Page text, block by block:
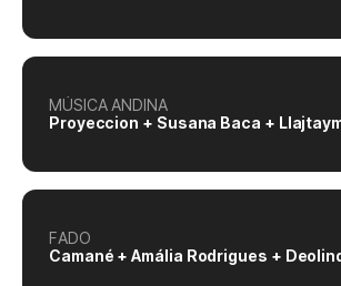
MÚSICA ANDINA
Proyeccion + Susana Baca +
FADO
Camané + Amália Rodrigues +